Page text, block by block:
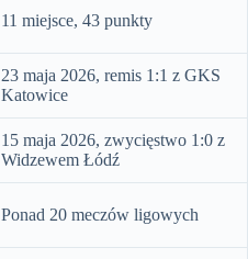
11 miejsce, 43 punkty
23 maja 2026, remis 1:1 z GKS
Katowice
15 maja 2026, zwycięstwo 1:0 z
Widzewem Łódź
Ponad 20 meczów ligowych